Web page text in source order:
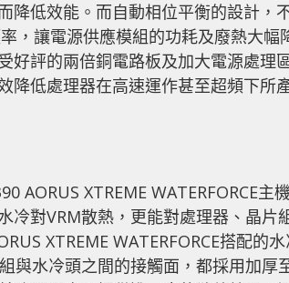
降低效能。而自動相位平衡的設計，
，讓電源供應模組的功耗及廢熱大幅
好評的兩倍銅電路板及加大電源處理
降低處理器在高速運作甚至超頻下所
AORUS XTREME WATERFORCE主
冷對VRM散熱，更能對處理器、晶片
XTREME WATERFORCE搭配的
與水冷頭之間的接觸面，都採用加厚